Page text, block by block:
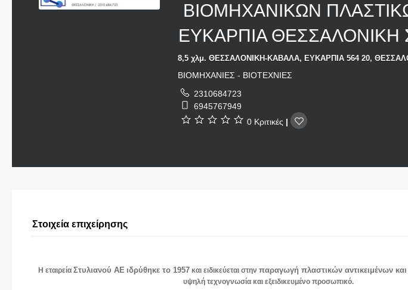
ΒΙΟΜΗΧΑΝΙΚΩΝ
ΕΥΚΑΡΠΙΑ ΘΕΣΣΑΛΟΝΙΚΗ
8,5 χλμ. ΘΕΣΣΑΛΟΝΙΚΗ-ΚΑΒΑΛΑ, ΕΥΚΑΡΠΙΑ 564 20,
ΒΙΟΜΗΧΑΝΙΕΣ - ΒΙΟΤΕΧΝΙΕΣ
2310684723
6945767949
0 Κριτικές |
Στοιχεία επιχείρησης
Η εταιρεία Στυλιανού ΑΕ ιδρύθηκε το 1957και ειδικεύεται στην παραγωγή πλαστικών αντικειμένων
υψηλή τεχνογνωσία και εξειδικευμένο προσωπικό.